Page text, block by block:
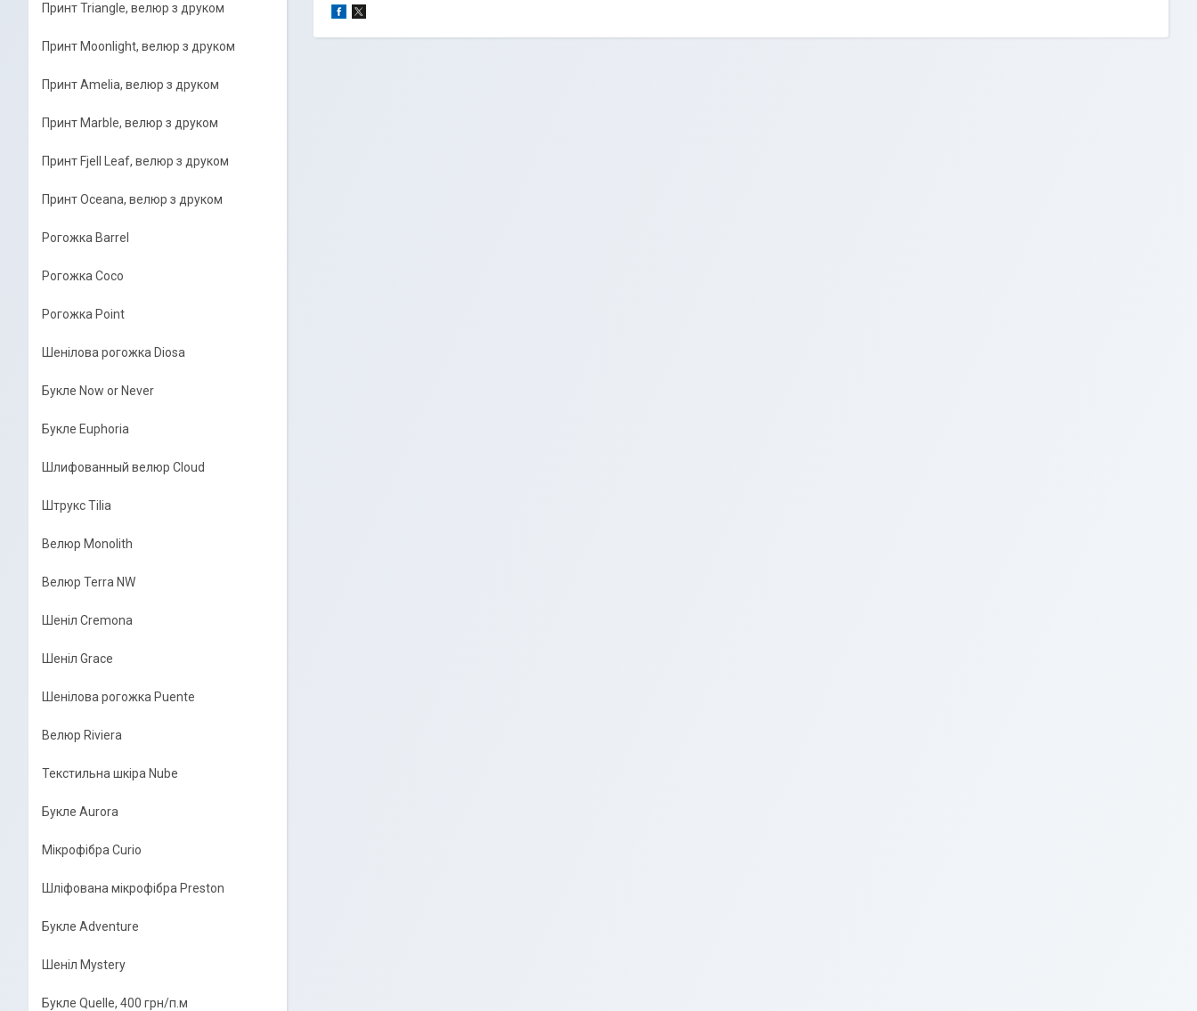
Принт Triangle, велюр з друком
Принт Moonlight, велюр з друком
Принт Amelia, велюр з друком
Принт Marble, велюр з друком
Принт Fjell Leaf, велюр з друком
Принт Oceana, велюр з друком
Рогожка Barrel
Рогожка Coco
Рогожка Point
Шенілова рогожка Diosa
Букле Now or Never
Букле Euphoria
Шлифованный велюр Cloud
Штрукс Tilia
Велюр Monolith
Велюр Terra NW
Шеніл Cremona
Шеніл Grace
Шенілова рогожка Puente
Велюр Riviera
Текстильна шкіра Nube
Букле Aurora
Мікрофібра Curio
Шліфована мікрофібра Preston
Букле Adventure
Шеніл Mystery
Букле Quelle, 400 грн/п.м